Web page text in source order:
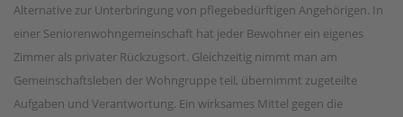
Alternative zur Unterbringung von pflegebedürftigen Angehörigen. In
einer Seniorenwohngemeinschaft hat jeder Bewohner ein eigenes
Zimmer als privater Rückzugsort. Gleichzeitig nimmt man am
Gemeinschaftsleben der Wohngruppe teil, übernimmt zugeteilte
Aufgaben und Verantwortung. Ein wirksames Mittel gegen die